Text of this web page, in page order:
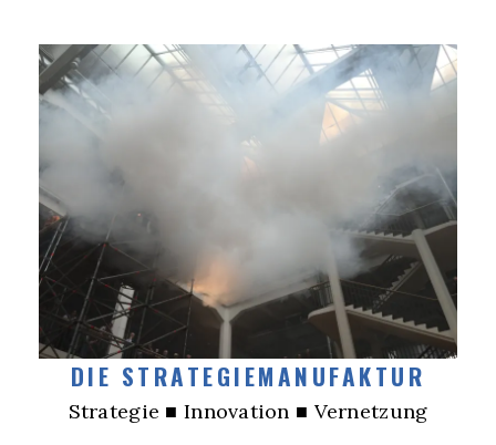
DIE STRATEGIEMANUFAKTUR
Strategie ■ Innovation ■ Vernetzung